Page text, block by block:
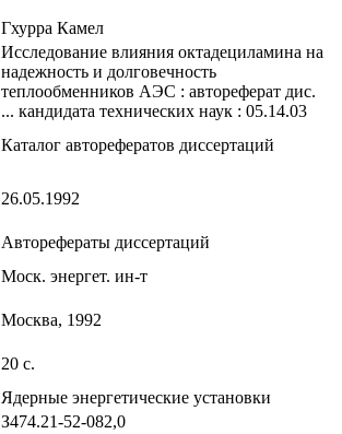
Гхурра Камел
Исследование влияния октадециламина на
надежность и долговечность
теплообменников АЭС : автореферат дис.
... кандидата технических наук : 05.14.03
Каталог авторефератов диссертаций
26.05.1992
Авторефераты диссертаций
Моск. энергет. ин-т
Москва, 1992
20 с.
Ядерные энергетические установки
З474.21-52-082,0